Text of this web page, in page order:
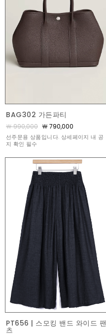
BAG302 가든파티
￦ 990,000 ￦ 790,000
선주문용 상품입니다. 상세페이지 내 공
지 확인 필수
PT656 | 스모킹 밴드 와이드 팬
츠